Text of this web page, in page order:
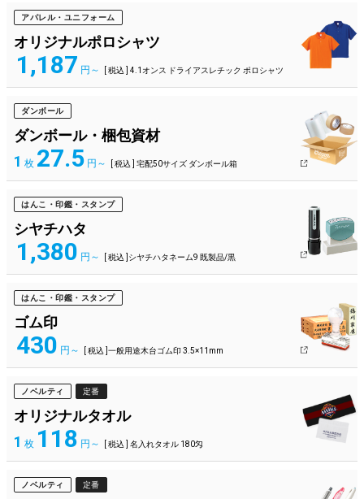
アパレル・ユニフォーム
オリジナルポロシャツ
1,187 円～ [ 税込 ] 4.1オンス ドライアスレチック ポロシャツ
ダンボール
ダンボール・梱包資材
1 枚 27.5 円～ [ 税込 ] 宅配50サイズ ダンボール箱
はんこ・印鑑・スタンプ
シヤチハタ
1,380 円～ [ 税込 ]シヤチハタネーム9 既製品/黒
はんこ・印鑑・スタンプ
ゴム印
430 円～ [ 税込 ]一般用途木台ゴム印 3.5×11mm
ノベルティ 定番
オリジナルタオル
1 枚 118 円～ [ 税込 ] 名入れタオル 180匁
ノベルティ 定番